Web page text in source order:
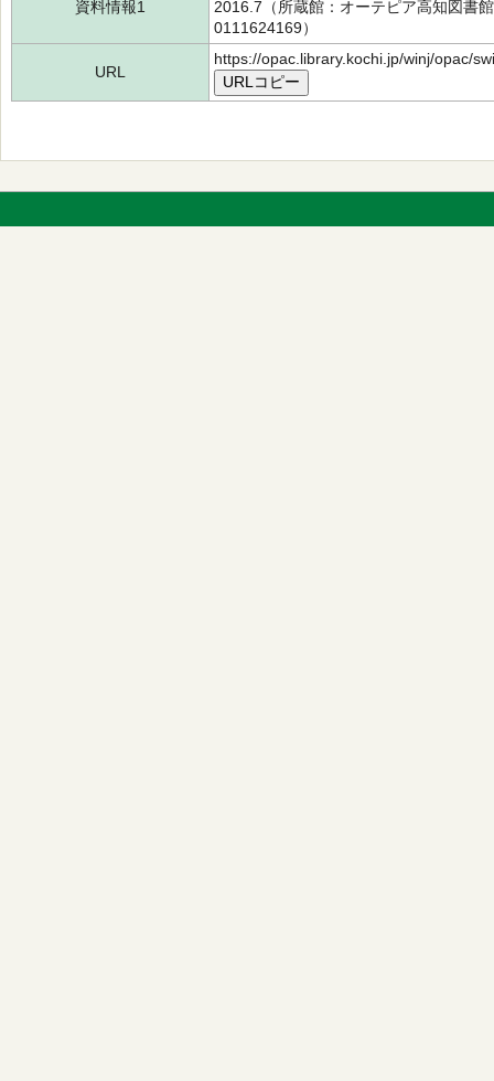
資料情報1
2016.7（所蔵館：オーテピア高知図
0111624169）
URL
https://opac.library.kochi.jp/winj/opac/
URLコピー